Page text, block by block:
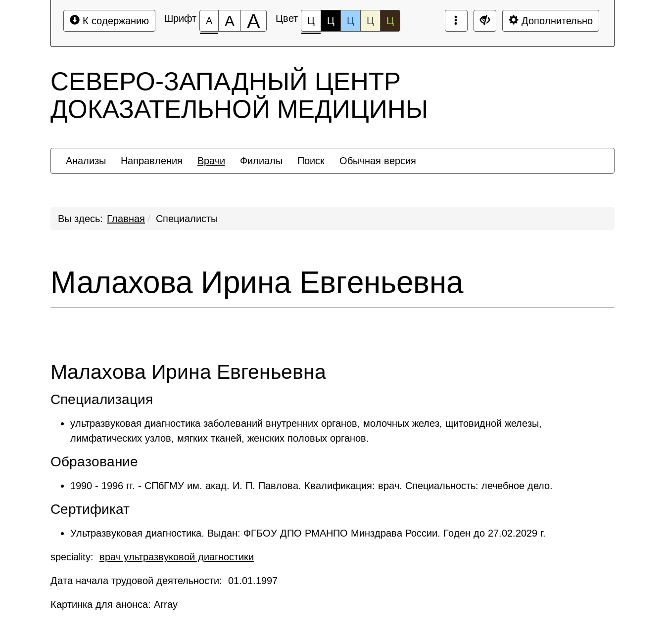
К содержанию Шрифт А А А Цвет Ц Ц Ц Ц Ц Дополнительно
СЕВЕРО-ЗАПАДНЫЙ ЦЕНТР
ДОКАЗАТЕЛЬНОЙ МЕДИЦИНЫ
Анализы Направления Врачи Филиалы Поиск Обычная версия
Вы здесь: Главная Специалисты
Малахова Ирина Евгеньевна
Малахова Ирина Евгеньевна
Специализация
ультразвуковая диагностика заболеваний внутренних органов, молочных желез, щитовидной железы,
лимфатических узлов, мягких тканей, женских половых органов.
Образование
1990 - 1996 гг. - СПбГМУ им. акад. И. П. Павлова. Квалификация: врач. Специальность: лечебное дело.
Сертификат
Ультразвуковая диагностика. Выдан: ФГБОУ ДПО РМАНПО Минздрава России. Годен до 27.02.2029 г.
speciality: врач ультразвуковой диагностики
Дата начала трудовой деятельности: 01.01.1997
Картинка для анонса: Array